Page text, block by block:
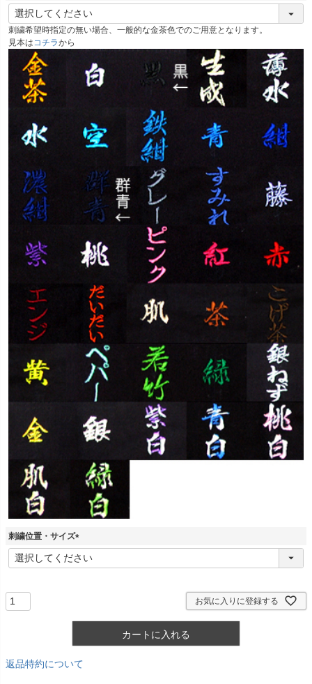
(
必
須
)
刺繍希望時指定の無い場合、一般的な金茶色でのご用意となります。
見本はコチラから
刺繍位置・サイズ
(
必
お気に入りに登録する
カートに入れる
返品特約について